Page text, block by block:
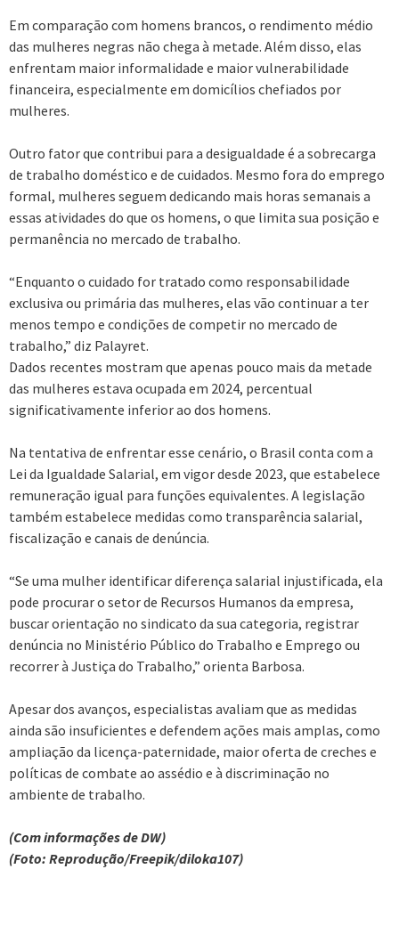
Em comparação com homens brancos, o rendimento médio
das mulheres negras não chega à metade. Além disso, elas
enfrentam maior informalidade e maior vulnerabilidade
financeira, especialmente em domicílios chefiados por
mulheres.
Outro fator que contribui para a desigualdade é a sobrecarga
de trabalho doméstico e de cuidados. Mesmo fora do emprego
formal, mulheres seguem dedicando mais horas semanais a
essas atividades do que os homens, o que limita sua posição e
permanência no mercado de trabalho.
“Enquanto o cuidado for tratado como responsabilidade
exclusiva ou primária das mulheres, elas vão continuar a ter
menos tempo e condições de competir no mercado de
trabalho,” diz Palayret.
Dados recentes mostram que apenas pouco mais da metade
das mulheres estava ocupada em 2024, percentual
significativamente inferior ao dos homens.
Na tentativa de enfrentar esse cenário, o Brasil conta com a
Lei da Igualdade Salarial, em vigor desde 2023, que estabelece
remuneração igual para funções equivalentes. A legislação
também estabelece medidas como transparência salarial,
fiscalização e canais de denúncia.
“Se uma mulher identificar diferença salarial injustificada, ela
pode procurar o setor de Recursos Humanos da empresa,
buscar orientação no sindicato da sua categoria, registrar
denúncia no Ministério Público do Trabalho e Emprego ou
recorrer à Justiça do Trabalho,” orienta Barbosa.
Apesar dos avanços, especialistas avaliam que as medidas
ainda são insuficientes e defendem ações mais amplas, como
ampliação da licença-paternidade, maior oferta de creches e
políticas de combate ao assédio e à discriminação no
ambiente de trabalho.
(Com informações de DW)
(Foto: Reprodução/Freepik/diloka107)